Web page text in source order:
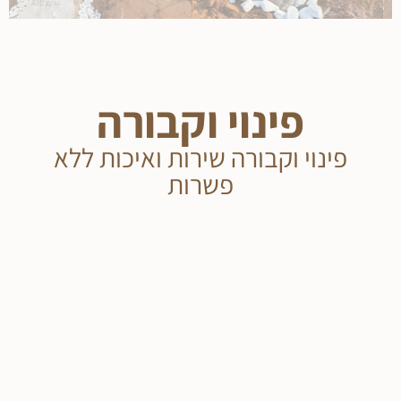
פינוי וקבורה
פינוי וקבורה שירות ואיכות ללא
פשרות